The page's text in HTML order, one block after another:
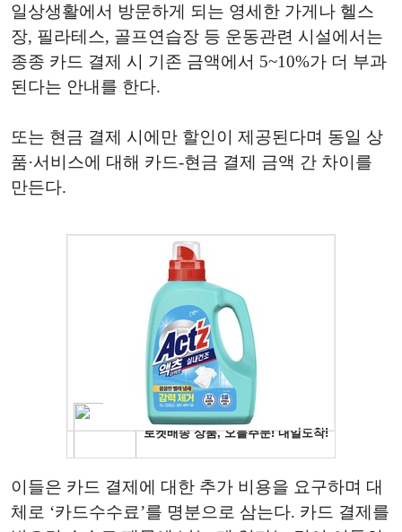
일상생활에서 방문하게 되는 영세한 가게나 헬스
장, 필라테스, 골프연습장 등 운동관련 시설에서는
종종 카드 결제 시 기존 금액에서 5~10%가 더 부과
된다는 안내를 한다.
또는 현금 결제 시에만 할인이 제공된다며 동일 상
품·서비스에 대해 카드-현금 결제 금액 간 차이를
만든다.
이들은 카드 결제에 대한 추가 비용을 요구하며 대
체로 ‘카드수수료’를 명분으로 삼는다. 카드 결제를